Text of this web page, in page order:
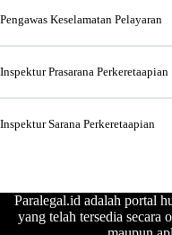
Pengawas Keselamatan Pelayaran
Inspektur Prasarana Perkeretaapian
Inspektur Sarana Perkeretaapian
Paralegal.id adalah portal
yang telah tersedia secara